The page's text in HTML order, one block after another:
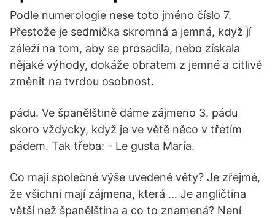
Podle numerologie nese toto jméno číslo 7.
Přestože je sedmička skromná a jemná, když jí
záleží na tom, aby se prosadila, nebo získala
nějaké výhody, dokáže obratem z jemné a citlivé
změnit na tvrdou osobnost.
pádu. Ve španělštině dáme zájmeno 3. pádu
skoro vždycky, když je ve větě něco v třetím
pádem. Tak třeba: - Le gusta María.
Co mají společné výše uvedené věty? Je zřejmé,
že všichni mají zájmena, která … Je angličtina
větší než španělština a co to znamená? Není